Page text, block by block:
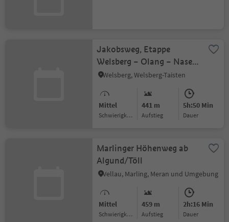
Jakobsweg, Etappe
Welsberg – Olang – Nasen
– Bruneck
Welsberg, Welsberg-Taisten
Mittel
Schwierigkeitsgrad
441 m
Aufstieg
5h:50 Min
Dauer
Marlinger Höhenweg ab
Algund/Töll
Vellau, Marling, Meran und Umgebung
Mittel
Schwierigkeitsgrad
459 m
Aufstieg
2h:16 Min
Dauer